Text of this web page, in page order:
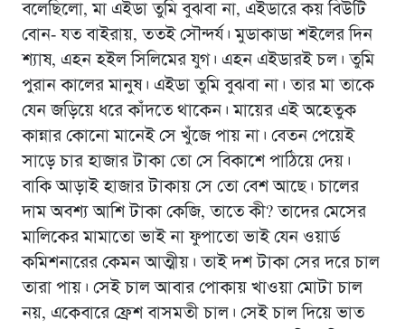
বলেছিলো, মা এইডা তুমি বুঝবা না, এইডারে কয় বিউটি
বোন- যত বাইরায়, ততই সৌন্দর্য। মুডাকাডা শইলের দিন
শ্যাষ, এহন হইল সিলিমের যুগ। এহন এইডারই চল। তুমি
পুরান কালের মানুষ। এইডা তুমি বুঝবা না। তার মা তাকে
যেন জড়িয়ে ধরে কাঁদতে থাকেন। মায়ের এই অহেতুক
কান্নার কোনো মানেই সে খুঁজে পায় না। বেতন পেয়েই
সাড়ে চার হাজার টাকা তো সে বিকাশে পাঠিয়ে দেয়।
বাকি আড়াই হাজার টাকায় সে তো বেশ আছে। চালের
দাম অবশ্য আশি টাকা কেজি, তাতে কী? তাদের মেসের
মালিকের মামাতো ভাই না ফুপাতো ভাই যেন ওয়ার্ড
কমিশনারের কেমন আত্মীয়। তাই দশ টাকা সের দরে চাল
তারা পায়। সেই চাল আবার পোকায় খাওয়া মোটা চাল
নয়, একেবারে ফ্রেশ বাসমতী চাল। সেই চাল দিয়ে ভাত